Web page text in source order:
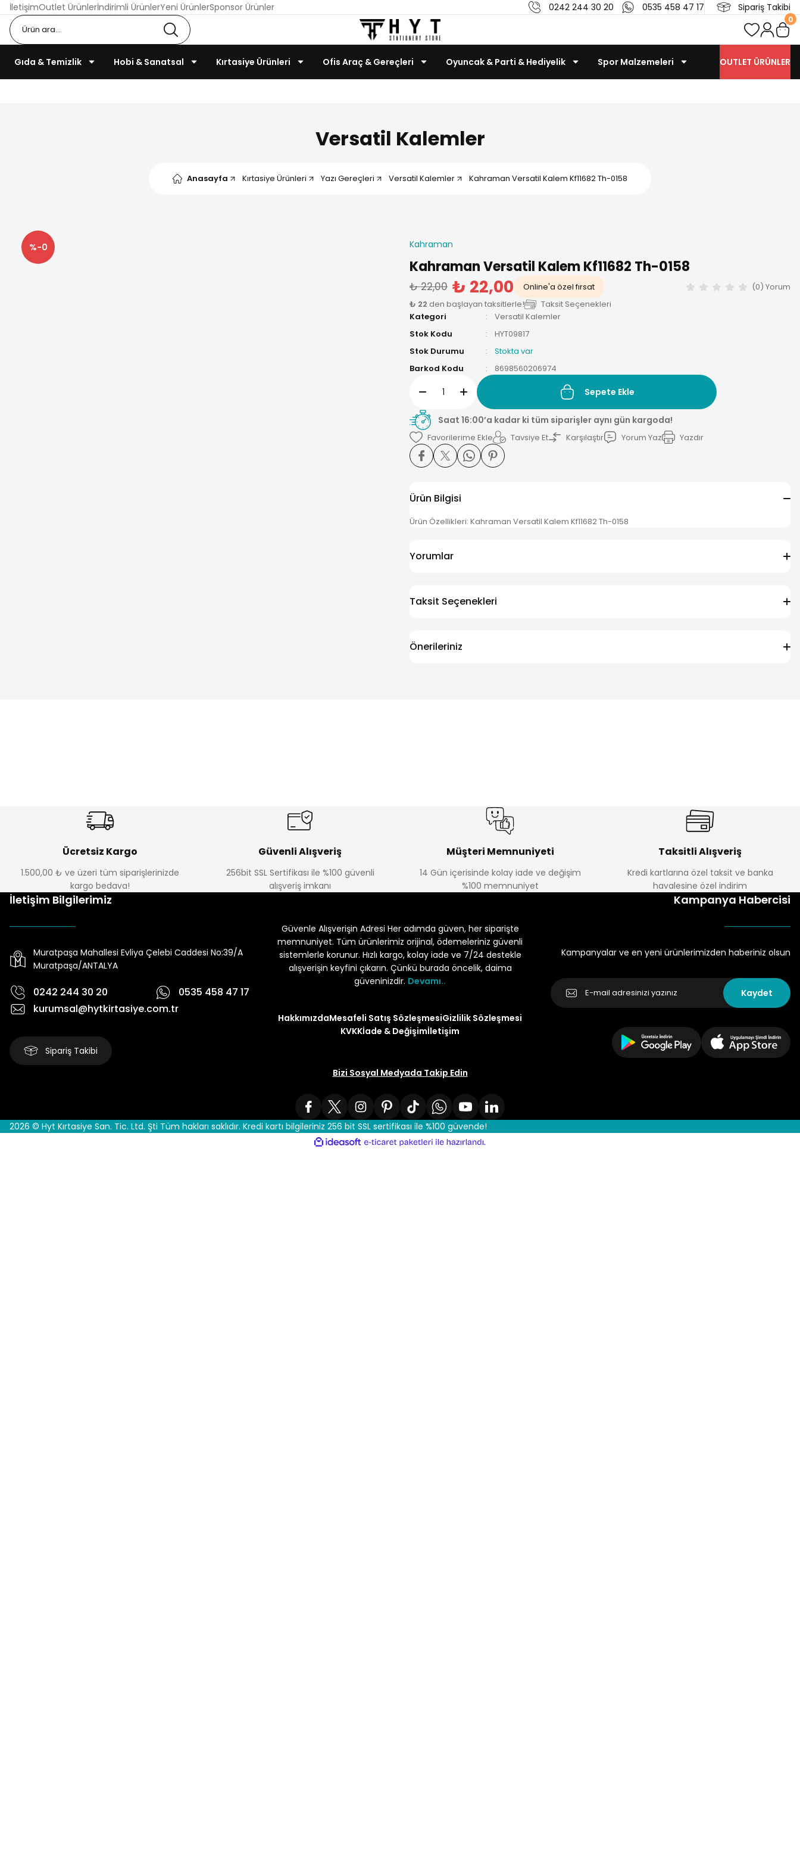
İletişimOutlet Ürünlerİndirimli ÜrünlerYeni ÜrünlerSponsor Ürünler 0242 244 30 20 0535 458 47 17 Sipariş Takibi
0
Gıda & Temizlik Hobi & Sanatsal Kırtasiye Ürünleri Ofis Araç & Gereçleri Oyuncak & Parti & Hediyelik Spor Malzemeleri OUTLET ÜRÜNLER
Versatil Kalemler
Anasayfa Kırtasiye Ürünleri Yazı Gereçleri Versatil Kalemler Kahraman Versatil Kalem Kf11682 Th-0158
%-0 Kahraman
Kahraman Versatil Kalem Kf11682 Th-0158
₺ 22,00 ₺ 22,00 Online'a özel fırsat
(0) Yorum
₺ 22 den başlayan taksitlerle!
Taksit Seçenekleri
Kategori
Versatil Kalemler
Stok Kodu
HYT09817
Stok Durumu
Stokta var
Barkod Kodu
8698560206974
Sepete Ekle
Saat 16:00’a kadar ki tüm siparişler aynı gün kargoda!
Tavsiye Et Karşılaştır Yorum Yaz Yazdır
Ürün Bilgisi
Ürün Özellikleri: Kahraman Versatil Kalem Kf11682 Th-0158
Yorumlar
Taksit Seçenekleri
Önerileriniz
Ücretsiz Kargo
1.500,00 ₺ ve üzeri tüm siparişlerinizde
kargo bedava!
Güvenli Alışveriş
256bit SSL Sertifikası ile %100 güvenli
alışveriş imkanı
Müşteri Memnuniyeti
14 Gün içerisinde kolay iade ve değişim
%100 memnuniyet
Taksitli Alışveriş
Kredi kartlarına özel taksit ve banka
havalesine özel indirim
İletişim Bilgilerimiz
Muratpaşa Mahallesi Evliya Çelebi Caddesi No:39/A
Muratpaşa/ANTALYA
0242 244 30 20
0535 458 47 17
kurumsal@hytkirtasiye.com.tr
Sipariş Takibi
Güvenle Alışverişin Adresi Her adımda güven, her siparişte
memnuniyet. Tüm ürünlerimiz orijinal, ödemeleriniz güvenli
sistemlerle korunur. Hızlı kargo, kolay iade ve 7/24 destekle
alışverişin keyfini çıkarın. Çünkü burada öncelik, daima
güveninizdir. Devamı..
HakkımızdaMesafeli Satış SözleşmesiGizlilik Sözleşmesi
KVKKİade & Değişimİletişim
Bizi Sosyal Medyada Takip Edin
Kampanya Habercisi
Kampanyalar ve en yeni ürünlerimizden haberiniz olsun
Kaydet
2026 © Hyt Kırtasiye San. Tic. Ltd. Şti Tüm hakları saklıdır. Kredi kartı bilgileriniz 256 bit SSL sertifikası ile %100 güvende!
ideasoft
e-